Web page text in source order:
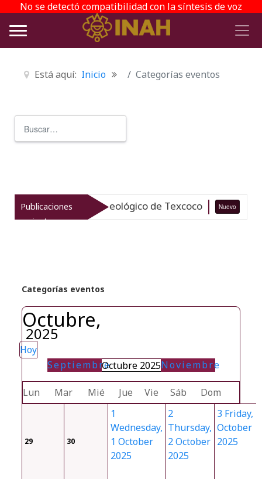
No se detectó compatibilidad con la síntesis de voz
Está aquí: Inicio Categorías eventos
Publicaciones
recientes
el patrimonio arqueológico de Texcoco Nuevo
Categorías eventos
Octubre,
2025
Hoy
SeptiembreOctubre 2025Noviembre
Lun Mar Mié Jue Vie Sáb Dom
29 30
1
Wednesday,
1 October
2025
2
Thursday,
2 October
2025
3 Friday, 3
October
2025